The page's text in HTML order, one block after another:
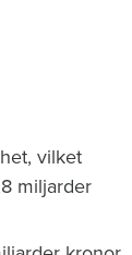
vilket
miljarder